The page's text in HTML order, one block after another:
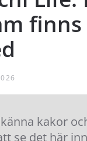
kakor
se det här